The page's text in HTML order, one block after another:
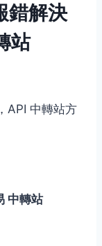
錯解決
站
API 中轉站方
中轉站